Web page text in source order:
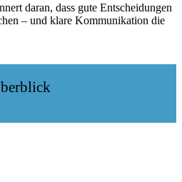
daran, dass gute Entscheidungen
– und klare Kommunikation die